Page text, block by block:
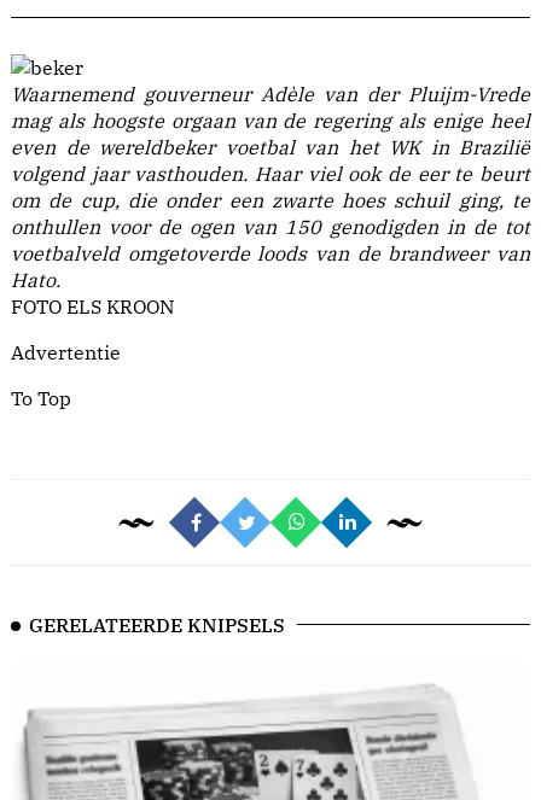
Waarnemend gouverneur Adèle van der Pluijm-Vrede
mag als hoogste orgaan van de regering als enige heel
even de wereldbeker voetbal van het WK in Brazilië
volgend jaar vasthouden. Haar viel ook de eer te beurt
om de cup, die onder een zwarte hoes schuil ging, te
onthullen voor de ogen van 150 genodigden in de tot
voetbalveld omgetoverde loods van de brandweer van
Hato.
FOTO ELS KROON
Advertentie
To Top
GERELATEERDE KNIPSELS